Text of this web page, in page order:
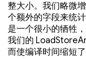
整大小。我们略微
个额外的字段来统
是一个很小的牺牲
我们的
而使编译时间缩短了